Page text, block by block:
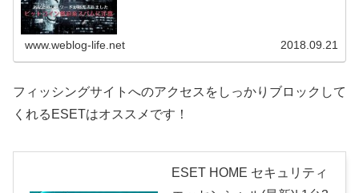
www.weblog-life.net 2018.09.21
フィッシングサイトへのアクセスをしっかりブロックして
くれるESETはオススメです！
ESET HOME セキュリティ